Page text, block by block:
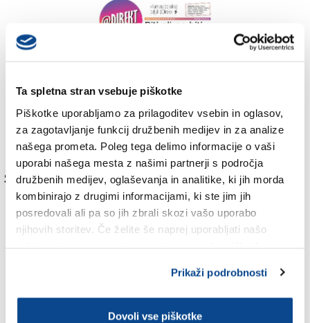
Ta spletna stran vsebuje piškotke
Piškotke uporabljamo za prilagoditev vsebin in oglasov,
za zagotavljanje funkcij družbenih medijev in za analize
našega prometa. Poleg tega delimo informacije o vaši
uporabi našega mesta z našimi partnerji s področja
družbenih medijev, oglaševanja in analitike, ki jih morda
kombinirajo z drugimi informacijami, ki ste jim jih
posredovali ali pa so jih zbrali skozi vašo uporabo
njihovih storitev. Če želite še naprej uporabljati našo
Prikaži podrobnosti
Dovoli vse piškotke
Št.4 - petek, 29. novembra 2019 - KLIKNI ZA OGLED PDF-ja!
Številka 3